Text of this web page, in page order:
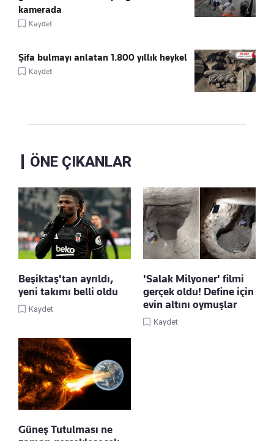
kamerada
Kaydet
Şifa bulmayı anlatan 1.800 yıllık heykel
Kaydet
ÖNE ÇIKANLAR
Beşiktaş'tan ayrıldı,
yeni takımı belli oldu
Kaydet
'Salak Milyoner' filmi
gerçek oldu! Define için
evin altını oymuşlar
Kaydet
Güneş Tutulması ne